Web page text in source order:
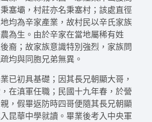
塞壩，村莊亦名秉塞村；該處直徑
均為辛家產業，故村民以辛氏家族
為生。由於辛家在當地屬稀有姓
裔；故家族意識特別強烈，家族問
均與同胞兄弟無異。
已初具基礎；因其長兄朝顯大哥，
在滇軍任職；民國十九年春，於營
，假畢返防時四哥便隨其長兄朝顯
昆華中學就讀。畢業後考入中央軍